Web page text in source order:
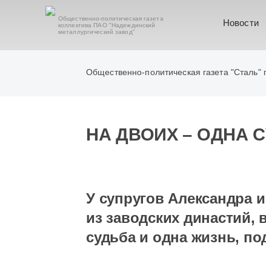
Общественно-политическая газета
коллектива ПАО "Надеждинский
металлургический завод"
Новости
Общественно-политическая газета "Сталь"
НА ДВОИХ – ОДНА
У супругов Александра
из заводских династий,
судьба и одна жизнь,